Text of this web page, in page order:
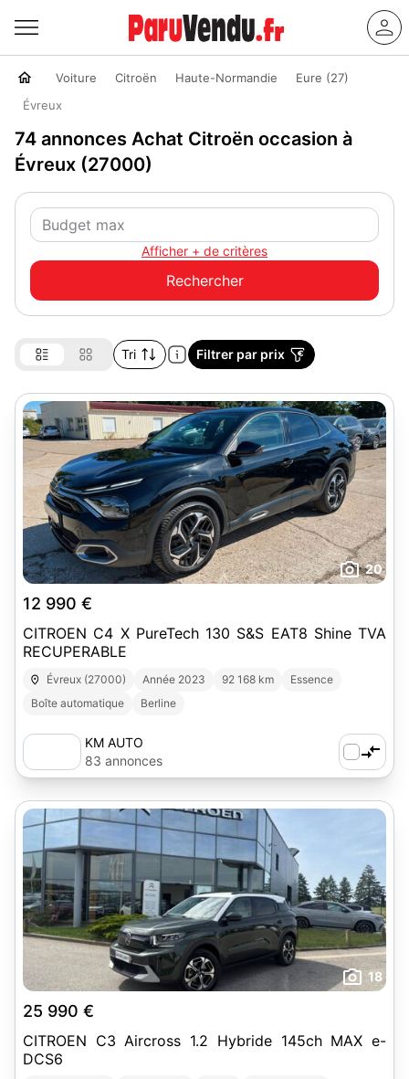
Voiture Citroën Haute-Normandie
Eure (27)
Évreux
74 annonces Achat Citroën occasion à
Évreux (27000)
Afficher + de critères
Tri Filtrer par prix
20
12 990 €
CITROEN C4 X PureTech 130 S&S EAT8 Shine TVA
RECUPERABLE
Évreux (27000) Année 2023 92 168 km
Essence
Boîte automatique
Berline
KM AUTO
83 annonces
18
25 990 €
CITROEN C3 Aircross 1.2 Hybride 145ch MAX e-
DCS6